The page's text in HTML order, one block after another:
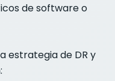
de software o
estrategia de DR y